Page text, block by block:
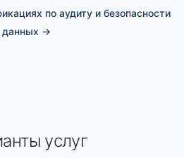
по аудиту и безопасности
данных →
услуг